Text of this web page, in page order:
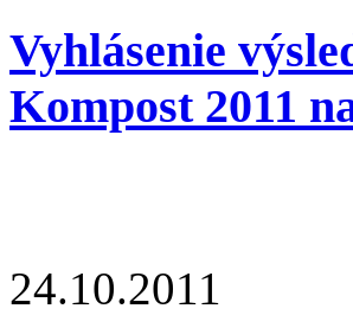
Vyhlásenie
Kompost 2011
24.10.2011